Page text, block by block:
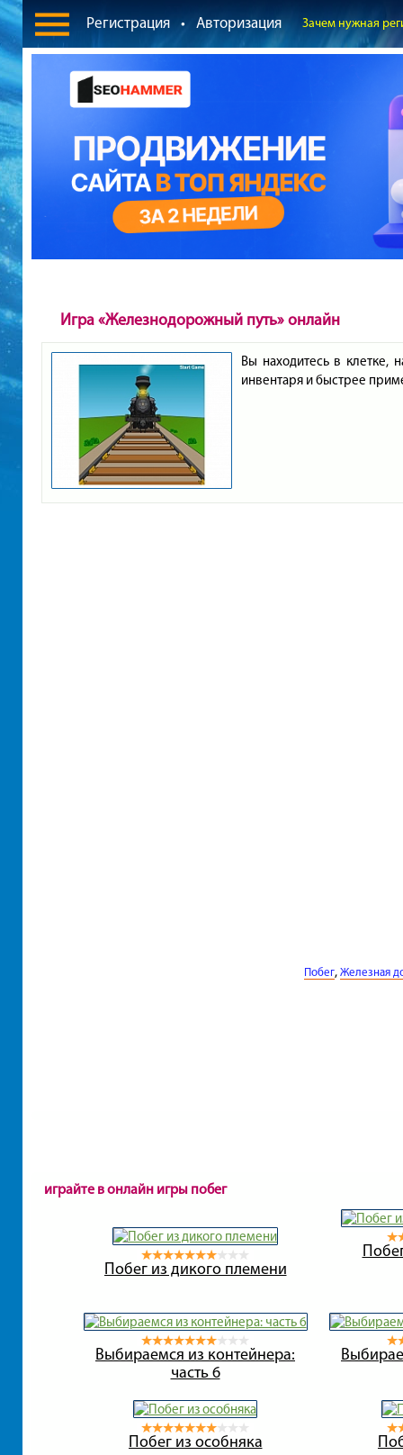
Регистрация • Авторизация Зачем нужная
Игра «Железнодорожный путь» онлайн
Вы находитесь в клетке,
инвентаря и быстрее
Побег, Железная
играйте в онлайн игры побег
Побег из дикого племени
Выбираемся из контейнера:
часть 6
Побег из особняка